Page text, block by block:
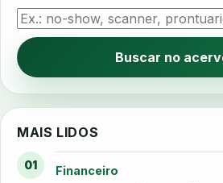
Buscar no
MAIS LIDOS
01 Financeiro